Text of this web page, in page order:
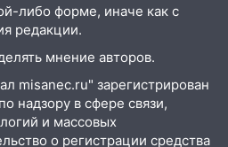
налогов на 48
питбайке сбил
двое
ожидается
либо форме, иначе как с
редакции.
мнение авторов.
misanec.ru" зарегистрирован
надзору в сфере связи,
и массовых
о регистрации средства